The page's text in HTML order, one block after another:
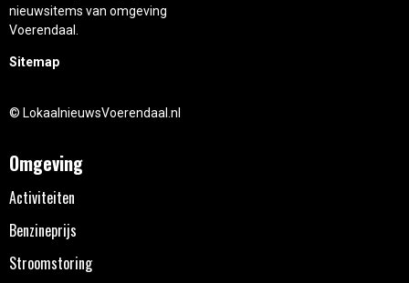
nieuwsitems van omgeving
Voerendaal.
Sitemap
© LokaalnieuwsVoerendaal.nl
Omgeving
Activiteiten
Benzineprijs
Stroomstoring